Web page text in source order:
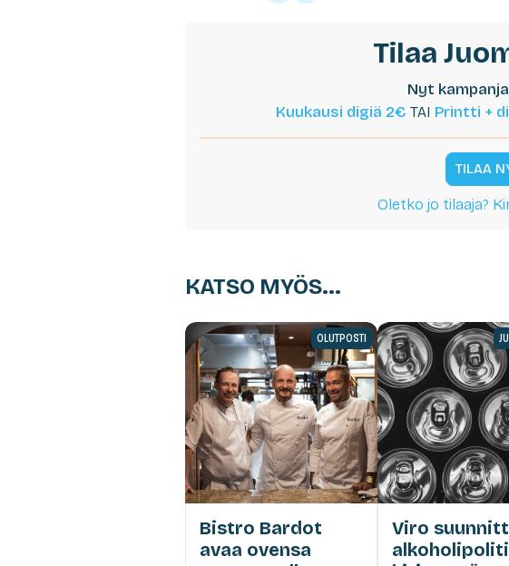
Tilaa
Nyt
Kuukausi digiä 2€ TAI Printti +
TILAA
Oletko jo tilaaja?
KATSO MYÖS...
OLUTPOSTI
Bistro Bardot
avaa ovensa
Viro